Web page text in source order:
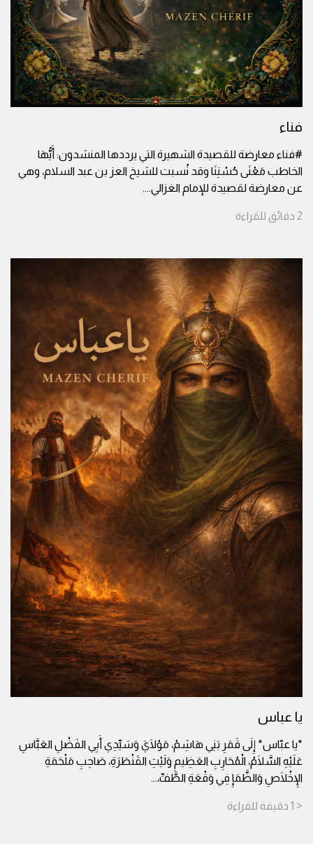
فناء
#فناء معارضة للقصيدة الشهيرة التي يرددها المنشدون: أَيُّهَا
الخاطب مَعْنَى حُسْنِنَا وقد نُسبت للشيخ العز بن عبد السلام، وهي
عن معارضة لقصيدة للإمام الغزالي....
2 دقائق للقراءة
يا عباس
*يا عبّاس* إِلَى قَمَرِ بَنِي هَاشِمْ، مَوْلَايَ وَسَيِّدِي أَبِي الفَضْلِ العَبَّاسِ
عَلَيْهِ السَّلَامُ، الْمُحَارِبِ العَظِيمِ وَلَيْثِ القَنْطَرَةِ، صَاحِبِ مَلْحَمَةِ
الإِخْلَاصِ وَالظَّمَإِ فِي وَقْعَةِ الطَّفِّ،...
< 1 دقيقة للقراءة